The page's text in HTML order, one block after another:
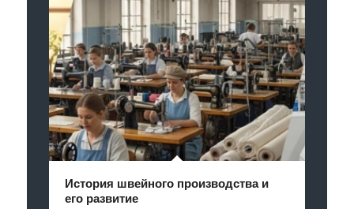
История швейного производства и
его развитие